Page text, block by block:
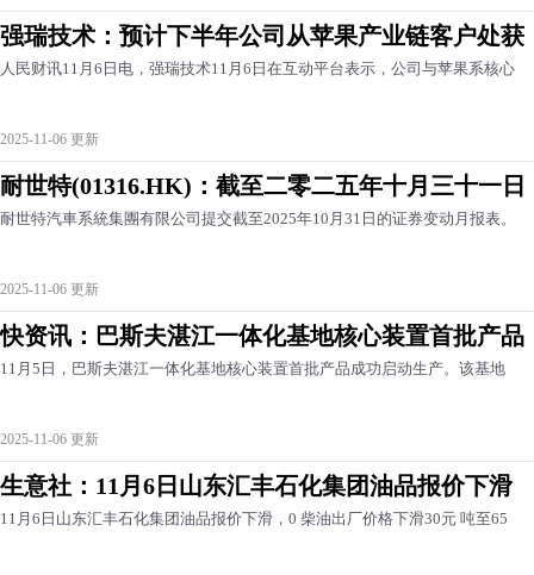
强瑞技术：预计下半年公司从苹果产业链客户处获
人民财讯11月6日电，强瑞技术11月6日在互动平台表示，公司与苹果系核心
2025-11-06 更新
耐世特(01316.HK)：截至二零二五年十月三十一日
耐世特汽車系統集團有限公司提交截至2025年10月31日的证券变动月报表。
2025-11-06 更新
快资讯：巴斯夫湛江一体化基地核心装置首批产品
11月5日，巴斯夫湛江一体化基地核心装置首批产品成功启动生产。该基地
2025-11-06 更新
生意社：11月6日山东汇丰石化集团油品报价下滑
11月6日山东汇丰石化集团油品报价下滑，0 柴油出厂价格下滑30元 吨至65